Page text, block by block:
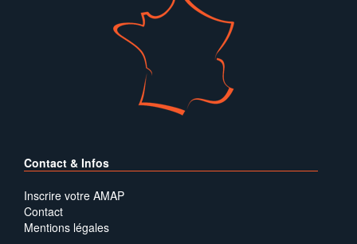
Contact & Infos
Inscrire votre AMAP
Contact
Mentions légales